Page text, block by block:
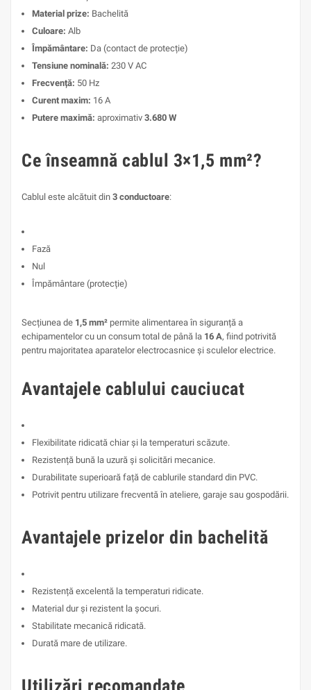
Material prize: Bachelită
Culoare: Alb
Împământare: Da (contact de protecție)
Tensiune nominală: 230 V AC
Frecvență: 50 Hz
Curent maxim: 16 A
Putere maximă: aproximativ 3.680 W
Ce înseamnă cablul 3×1,5 mm²?
Cablul este alcătuit din 3 conductoare:
Fază
Nul
Împământare (protecție)
Secțiunea de 1,5 mm² permite alimentarea în siguranță a
echipamentelor cu un consum total de până la 16 A, fiind potrivită
pentru majoritatea aparatelor electrocasnice și sculelor electrice.
Avantajele cablului cauciucat
Flexibilitate ridicată chiar și la temperaturi scăzute.
Rezistență bună la uzură și solicitări mecanice.
Durabilitate superioară față de cablurile standard din PVC.
Potrivit pentru utilizare frecventă în ateliere, garaje sau gospodării.
Avantajele prizelor din bachelită
Rezistență excelentă la temperaturi ridicate.
Material dur și rezistent la șocuri.
Stabilitate mecanică ridicată.
Durată mare de utilizare.
Utilizări recomandate